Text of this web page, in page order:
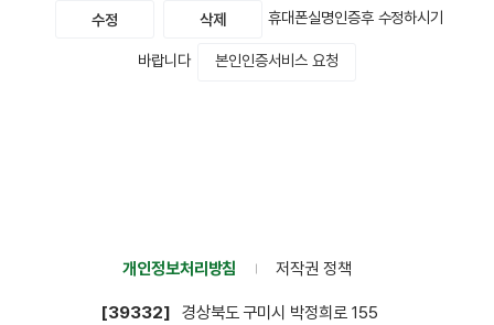
수정 삭제 휴대폰실명인증후 수정하시기
바랍니다 본인인증서비스 요청
개인정보처리방침 저작권 정책
[39332] 경상북도 구미시 박정희로 155